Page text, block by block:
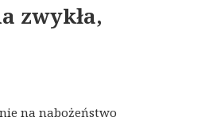
zwykła,
na nabożeństwo